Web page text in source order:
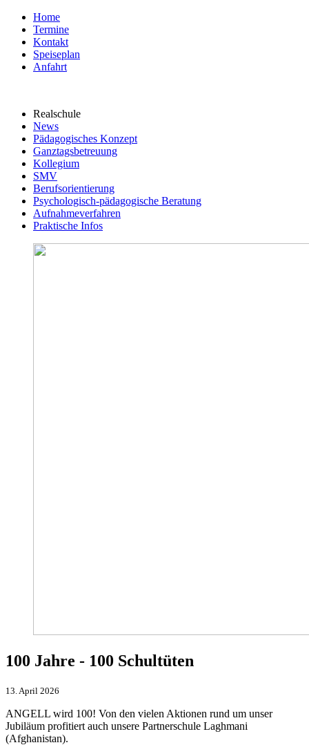
Home
Termine
Kontakt
Speiseplan
Anfahrt
Realschule
News
Pädagogisches Konzept
Ganztagsbetreuung
Kollegium
SMV
Berufsorientierung
Psychologisch-pädagogische Beratung
Aufnahmeverfahren
Praktische Infos
100 Jahre - 100 Schultüten
13. April 2026
ANGELL wird 100! Von den vielen Aktionen rund um unser
Jubiläum profitiert auch unsere Partnerschule Laghmani
(Afghanistan).